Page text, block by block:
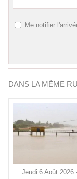
Me notifier
DANS LA MÊME
Jeudi 6 Août 2026